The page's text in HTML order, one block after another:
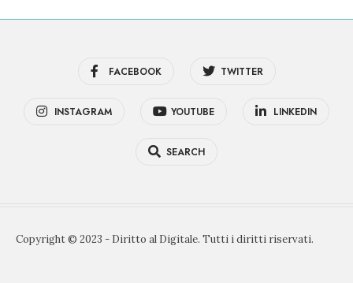
FACEBOOK TWITTER
INSTAGRAM YOUTUBE LINKEDIN
SEARCH
Copyright © 2023 - Diritto al Digitale. Tutti i diritti riservati.